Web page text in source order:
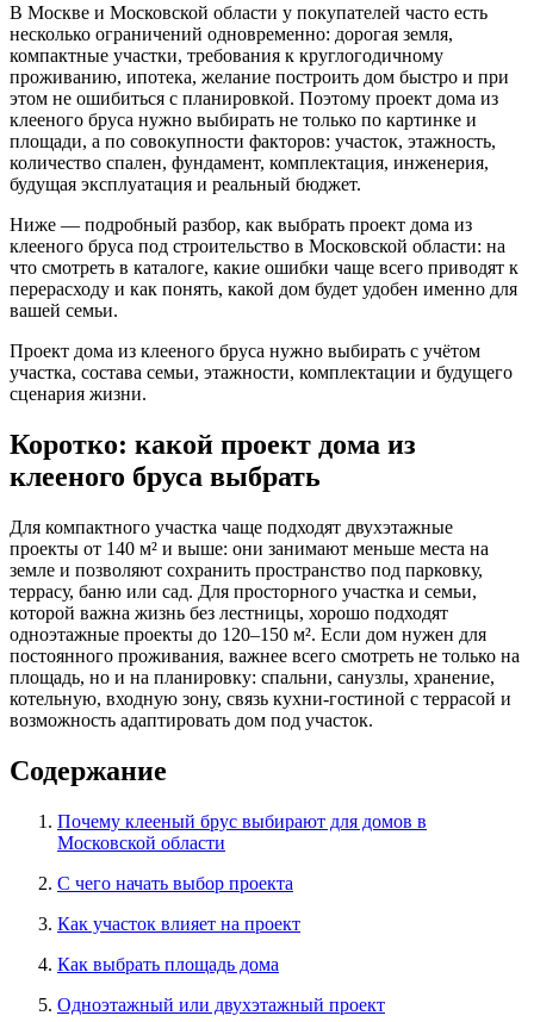
В Москве и Московской области у покупателей часто есть
несколько ограничений одновременно: дорогая земля,
компактные участки, требования к круглогодичному
проживанию, ипотека, желание построить дом быстро и при
этом не ошибиться с планировкой. Поэтому проект дома из
клееного бруса нужно выбирать не только по картинке и
площади, а по совокупности факторов: участок, этажность,
количество спален, фундамент, комплектация, инженерия,
будущая эксплуатация и реальный бюджет.
Ниже — подробный разбор, как выбрать проект дома из
клееного бруса под строительство в Московской области: на
что смотреть в каталоге, какие ошибки чаще всего приводят к
перерасходу и как понять, какой дом будет удобен именно для
вашей семьи.
Проект дома из клееного бруса нужно выбирать с учётом
участка, состава семьи, этажности, комплектации и будущего
сценария жизни.
Коротко: какой проект дома из
клееного бруса выбрать
Для компактного участка чаще подходят двухэтажные
проекты от 140 м² и выше: они занимают меньше места на
земле и позволяют сохранить пространство под парковку,
террасу, баню или сад. Для просторного участка и семьи,
которой важна жизнь без лестницы, хорошо подходят
одноэтажные проекты до 120–150 м². Если дом нужен для
постоянного проживания, важнее всего смотреть не только на
площадь, но и на планировку: спальни, санузлы, хранение,
котельную, входную зону, связь кухни-гостиной с террасой и
возможность адаптировать дом под участок.
Содержание
Почему клееный брус выбирают для домов в
Московской области
С чего начать выбор проекта
Как участок влияет на проект
Как выбрать площадь дома
Одноэтажный или двухэтажный проект